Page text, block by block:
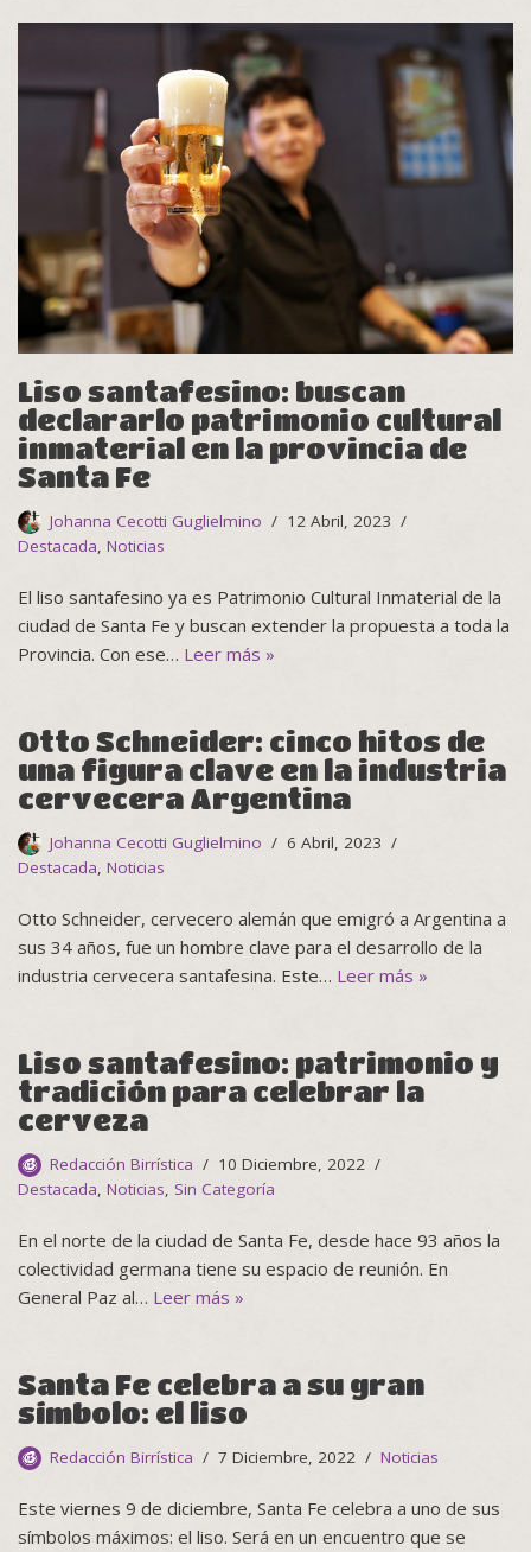
Liso santafesino: buscan
declararlo patrimonio cultural
inmaterial en la provincia de
Santa Fe
Johanna Cecotti Guglielmino
12 Abril, 2023
Destacada, Noticias
El liso santafesino ya es Patrimonio Cultural Inmaterial de la
ciudad de Santa Fe y buscan extender la propuesta a toda la
Provincia. Con ese… Leer más »
Otto Schneider: cinco hitos de
una figura clave en la industria
cervecera Argentina
Johanna Cecotti Guglielmino
6 Abril, 2023
Destacada, Noticias
Otto Schneider, cervecero alemán que emigró a Argentina a
sus 34 años, fue un hombre clave para el desarrollo de la
industria cervecera santafesina. Este… Leer más »
Liso santafesino: patrimonio y
tradición para celebrar la
cerveza
Redacción Birrística
10 Diciembre, 2022
Destacada, Noticias, Sin Categoría
En el norte de la ciudad de Santa Fe, desde hace 93 años la
colectividad germana tiene su espacio de reunión. En
General Paz al… Leer más »
Santa Fe celebra a su gran
símbolo: el liso
Redacción Birrística 7 Diciembre, 2022 Noticias
Este viernes 9 de diciembre, Santa Fe celebra a uno de sus
símbolos máximos: el liso. Será en un encuentro que se